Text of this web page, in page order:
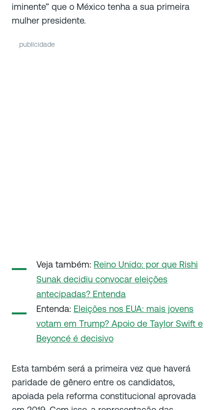
iminente” que o México tenha a sua primeira
mulher presidente.
publicidade
Veja também: Reino Unido: por que Rishi
Sunak decidiu convocar eleições
antecipadas? Entenda
Entenda: Eleições nos EUA: mais jovens
votam em Trump? Apoio de Taylor Swift e
Beyoncé é decisivo
Esta também será a primeira vez que haverá
paridade de gênero entre os candidatos,
apoiada pela reforma constitucional aprovada